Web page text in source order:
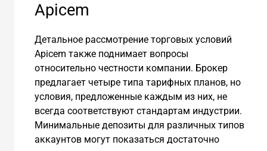
Apicem
Детальное рассмотрение торговых условий
Apicem также поднимает вопросы
относительно честности компании. Брокер
предлагает четыре типа тарифных планов, но
условия, предложенные каждым из них, не
всегда соответствуют стандартам индустрии.
Минимальные депозиты для различных типов
аккаунтов могут показаться достаточно